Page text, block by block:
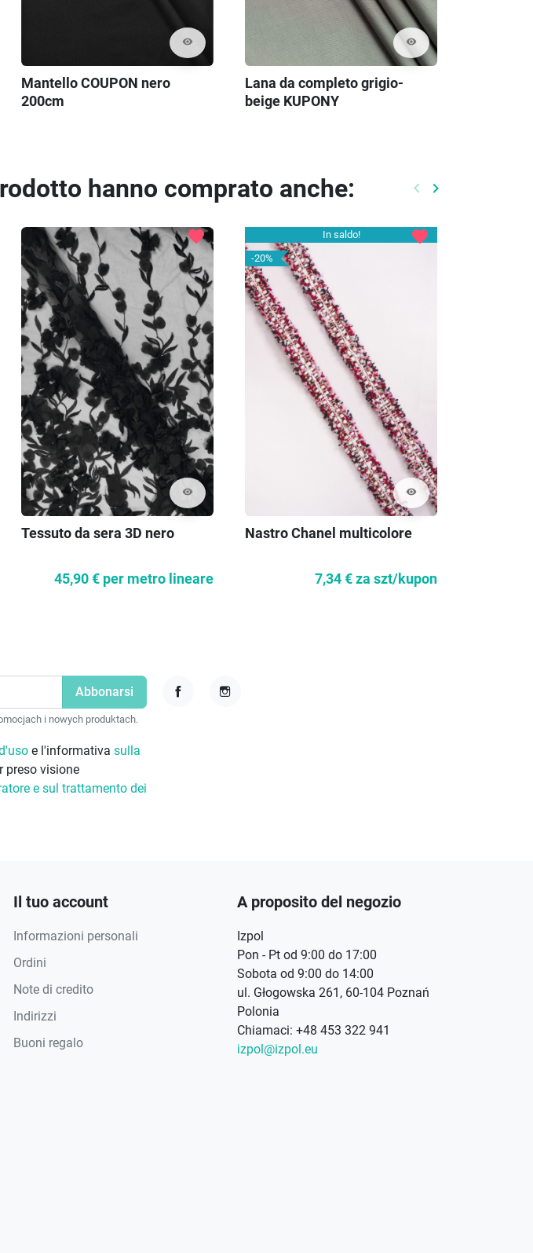
visibility
Mantello COUPON nero
200cm
visibility
Lana da completo grigio-
beige KUPONY
hanno comprato anche: Precedente
keyboard_arrow_left Prossimo
keyboard_arrow_right
visibility
favorite
Tessuto da sera 3D nero
45,90 € per metro lineare
In saldo!
-20%
visibility
favorite
Nastro Chanel multicolore
7,34 €za szt/kupon
i nowych produktach.
e l'informativa sulla
preso visione
e sul trattamento dei
Il tuo account
Informazioni personali
Ordini
Note di credito
Indirizzi
Buoni regalo
A proposito del negozio
Izpol
Pon - Pt od 9:00 do 17:00
Sobota od 9:00 do 14:00
ul. Głogowska 261, 60-104 Poznań
Polonia
Chiamaci: +48 453 322 941
izpol@izpol.eu